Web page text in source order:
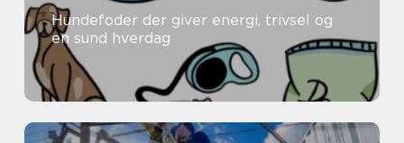
Hundefoder der giver energi, trivsel og
en sund hverdag